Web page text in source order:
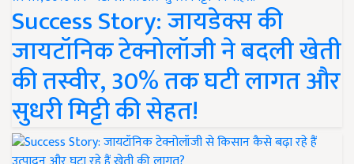
Success Story: जायडेक्स की
जायटॉनिक टेक्नोलॉजी ने बदली खेती
की तस्वीर, 30% तक घटी लागत और
सुधरी मिट्टी की सेहत!